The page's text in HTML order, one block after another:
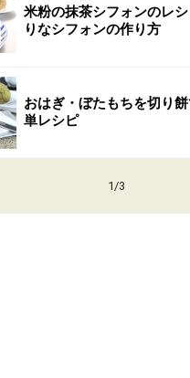
米粉の抹茶シフォンのレ
りなシフォンの作り方
おはぎ・ぼたもちを切り
単レシピ
1/3